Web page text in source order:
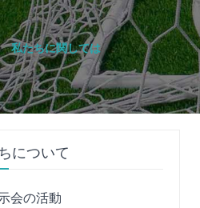
私たちに関しては
について
会の活動